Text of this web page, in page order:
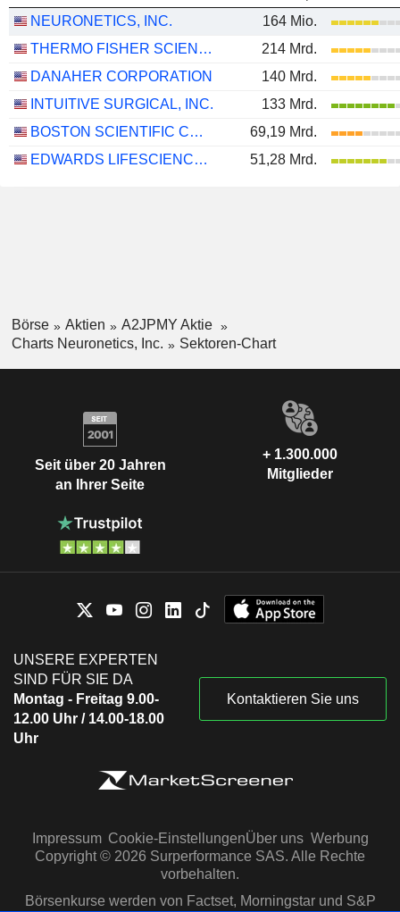
NEURONETICS, INC.
164 Mio.
THERMO FISHER SCIENTIFIC, INC.
214 Mrd.
DANAHER CORPORATION
140 Mrd.
INTUITIVE SURGICAL, INC.
133 Mrd.
BOSTON SCIENTIFIC CORPORATION
69,19 Mrd.
EDWARDS LIFESCIENCES CORPORATION
51,28 Mrd.
Börse Aktien
A2JPMY Aktie
Charts Neuronetics, Inc.
Sektoren-Chart
Seit über 20 Jahren
an Ihrer Seite
+ 1.300.000
Mitglieder
UNSERE EXPERTEN
SIND FÜR SIE DA
Montag - Freitag 9.00-
12.00 Uhr / 14.00-18.00
Uhr
Kontaktieren Sie uns
Impressum Cookie-EinstellungenÜber uns Werbung
Copyright © 2026 Surperformance SAS. Alle Rechte
vorbehalten.
Börsenkurse werden von Factset, Morningstar und S&P